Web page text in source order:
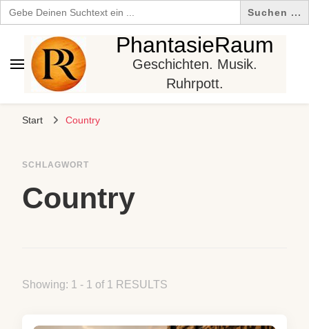
Search
for:
PhantasieRaum
Geschichten. Musik.
Ruhrpott.
Start Country
SCHLAGWORT
Country
Showing: 1 - 1 of 1 RESULTS